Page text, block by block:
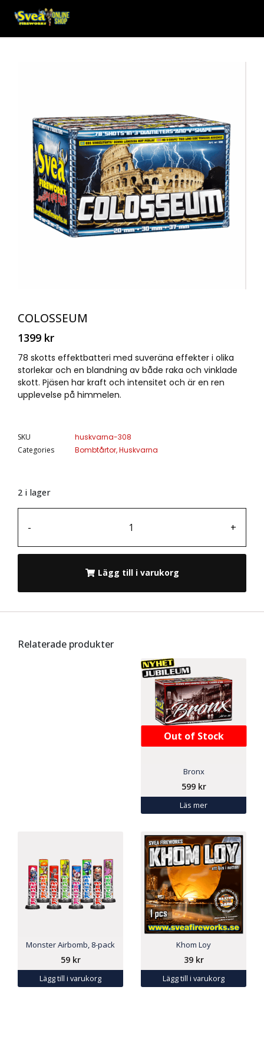
COLOSSEUM
1399 kr
78 skotts effektbatteri med suveräna effekter i olika
storlekar och en blandning av både raka och vinklade
skott. Pjäsen har kraft och intensitet och är en ren
upplevelse på himmelen.
SKU
huskvarna-308
Categories
Bombtårtor,Huskvarna
2 i lager
- +
Lägg till i varukorg
Relaterade produkter
Out of Stock
Bronx
599 kr
Läs mer
Monster Airbomb, 8-pack
59 kr
Lägg till i varukorg
Khom Loy
39 kr
Lägg till i varukorg